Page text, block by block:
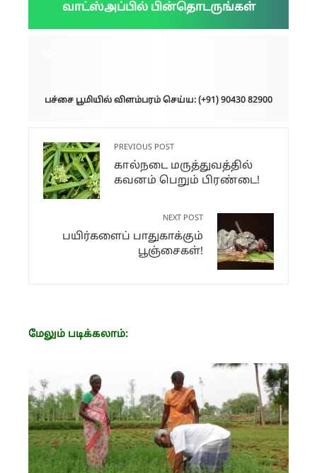
வாட்ஸ்அப்பில் பின்தொடருங்கள்
பச்சை பூமியில் விளம்பரம் செய்ய: (+91) 90430 82900
PREVIOUS POST
கால்நடை மருத்துவத்தில்
கவனம் பெறும் பிரண்டை!
NEXT POST
பயிர்களைப் பாதுகாக்கும்
பூஞ்சைகள்!
மேலும் படிக்கலாம்: